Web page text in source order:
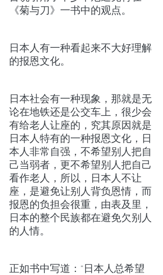
《菊与刀》一书中的观点。
日本人有一种看起来不大好理解
的报恩文化。
日本社会有一种现象，那就是无
论在地铁还是公交车上，很少会
有给老人让座的，究其原因就是
日本人特有的一种报恩文化，日
本人非常自强，不希望别人把自
己当弱者，更不希望别人把自己
看作老人，所以，日本人不让
座，是避免让别人背负恩情，而
报恩的负担会很重，由表及里，
日本的整个民族都在避免欠别人
的人情。
正如书中写道：“日本人总希望